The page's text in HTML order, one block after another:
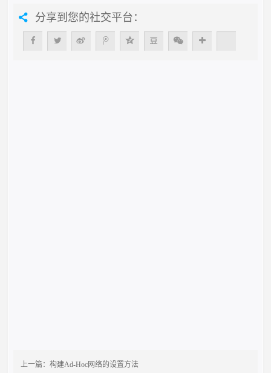
分享到您的社交平台：
上一篇：构建Ad-Hoc网络的设置方法